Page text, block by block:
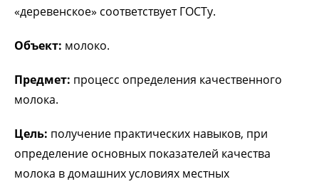
«деревенское» соответствует ГОСТу.
Объект: молоко.
Предмет: процесс определения качественного
молока.
Цель: получение практических навыков, при
определение основных показателей качества
молока в домашних условиях местных